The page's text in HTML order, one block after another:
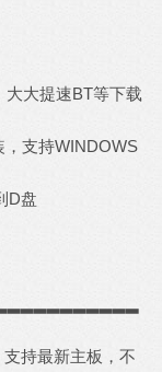
大大提速BT等下载
，支持WINDOWS
D盘
持最新主板，不